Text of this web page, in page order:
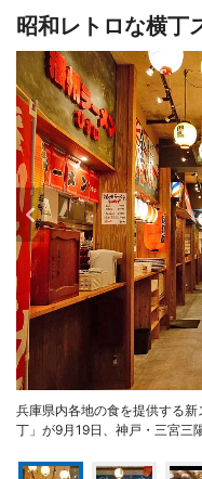
昭和レトロな横丁
兵庫県内各地の食を提供する
丁」が9月19日、神戸・三宮三